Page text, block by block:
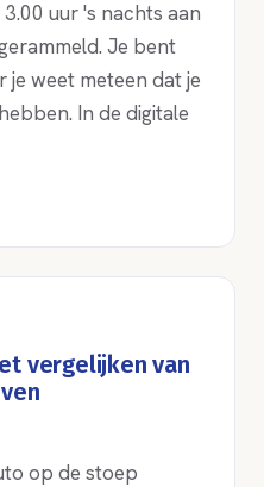
uur 's nachts aan
Je bent
je weet meteen dat je
In de digitale
vergelijken van
op de stoep